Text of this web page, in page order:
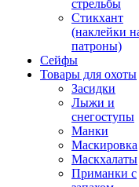
стрельбы
Стикхант
(наклейки
патроны)
Сейфы
Товары для охоты
Засидки
Лыжи и
снегоступы
Манки
Маскировка
Маскхалаты
Приманки с